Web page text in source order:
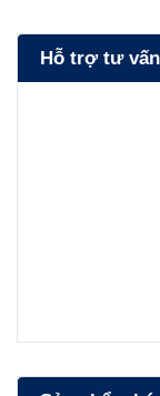
Hỗ trợ tư